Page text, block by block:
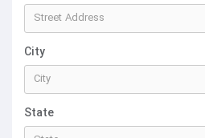
City
State